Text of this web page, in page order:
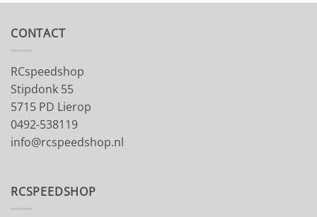
CONTACT
RCspeedshop
Stipdonk 55
5715 PD Lierop
0492-538119
info@rcspeedshop.nl
RCSPEEDSHOP